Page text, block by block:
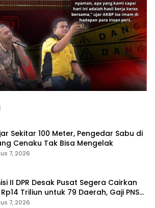
Sekitar 100 Meter, Pengedar Sabu di
7, 2026
II DPR Desak Pusat Segera Cairkan
Rp14 Triliun untuk 79 Daerah, Gaji PNS
Telat
7, 2026